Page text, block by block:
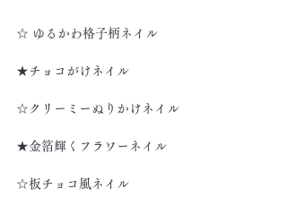
☆ ゆるかわ格子柄ネイル
★チョコがけネイル
☆クリーミーぬりかけネイル
★金箔輝くフラワーネイル
☆板チョコ風ネイル